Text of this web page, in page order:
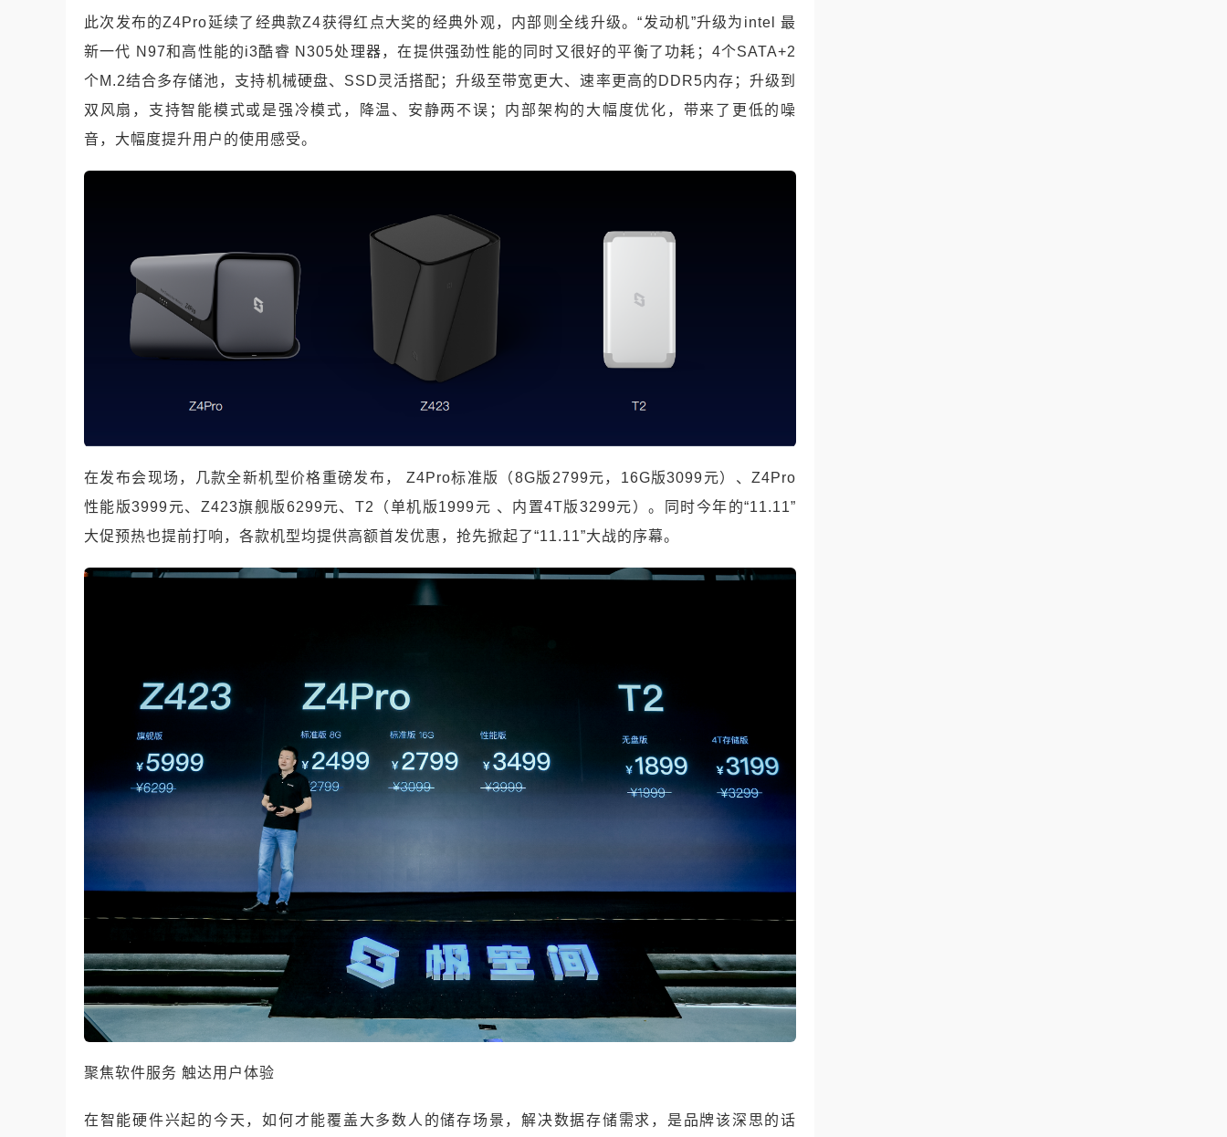
此次发布的Z4Pro延续了经典款Z4获得红点大奖的经典外观，内部则全线升级。“发动机”升级为intel 最
新一代 N97和高性能的i3酷睿 N305处理器，在提供强劲性能的同时又很好的平衡了功耗；4个SATA+2
个M.2结合多存储池，支持机械硬盘、SSD灵活搭配；升级至带宽更大、速率更高的DDR5内存；升级到
双风扇，支持智能模式或是强冷模式，降温、安静两不误；内部架构的大幅度优化，带来了更低的噪
音，大幅度提升用户的使用感受。
在发布会现场，几款全新机型价格重磅发布， Z4Pro标准版（8G版2799元，16G版3099元）、Z4Pro
性能版3999元、Z423旗舰版6299元、T2（单机版1999元 、内置4T版3299元）。同时今年的“11.11”
大促预热也提前打响，各款机型均提供高额首发优惠，抢先掀起了“11.11”大战的序幕。
聚焦软件服务 触达用户体验
在智能硬件兴起的今天，如何才能覆盖大多数人的储存场景，解决数据存储需求，是品牌该深思的话